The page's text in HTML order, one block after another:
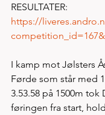
RESULTATER:
https://
I kamp mot Jølsters
Førde som står med
3.53.58 på 1500m tok
føringen fra start,